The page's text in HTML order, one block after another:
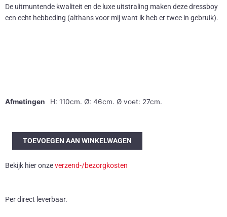
De uitmuntende kwaliteit en de luxe uitstraling maken deze dressboy
een echt hebbeding (althans voor mij want ik heb er twee in gebruik).
Afmetingen H: 110cm. Ø: 46cm. Ø voet: 27cm.
Vereinigte
Werkstätten
dressboy
TOEVOEGEN AAN WINKELWAGEN
Bekijk hier onzeverzend-/bezorgkosten
Per direct leverbaar.